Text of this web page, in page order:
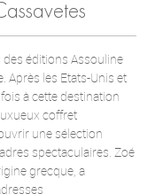
éditions Assouline
Après les Etats-Unis et
à cette destination
coffret
une sélection
spectaculaires. Zoé
grecque, a